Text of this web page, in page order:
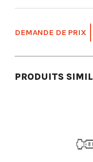
DEMANDE DE PRIX
PRODUITS